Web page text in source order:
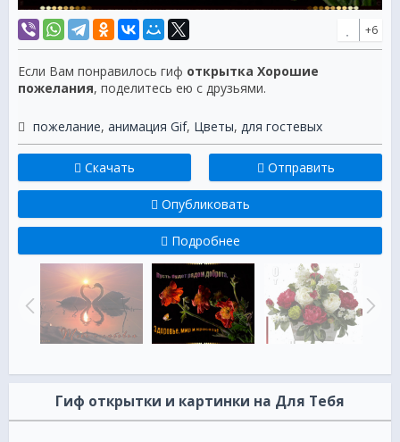
+6
Если Вам понравилось гиф открытка Хорошие
пожелания, поделитесь ею с друзьями.
пожелание, анимация Gif, Цветы, для гостевых
Скачать Отправить
Опубликовать
Подробнее
Гиф открытки и картинки на Для Тебя